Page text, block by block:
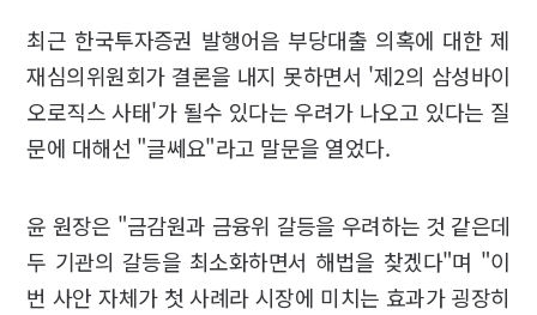
최근 한국투자증권 발행어음 부당대출 의혹에 대한 제
재심의위원회가 결론을 내지 못하면서 '제2의 삼성바이
오로직스 사태'가 될수 있다는 우려가 나오고 있다는 질
문에 대해선 "글쎄요"라고 말문을 열었다.
윤 원장은 "금감원과 금융위 갈등을 우려하는 것 같은데
두 기관의 갈등을 최소화하면서 해법을 찾겠다"며 "이
번 사안 자체가 첫 사례라 시장에 미치는 효과가 굉장히